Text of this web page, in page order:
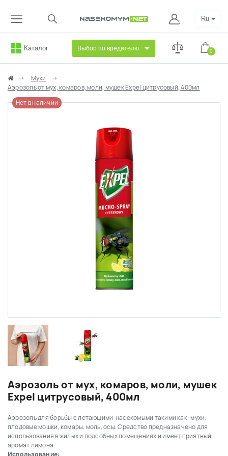
Каталог Выбор по вредителю 0
Ru
Мухи
Аэрозоль от мух, комаров, моли, мушек Expel цитрусовый, 400мл
Нет в наличии
Аэрозоль от мух, комаров, моли, мушек
Expel цитрусовый, 400мл
Аэрозоль для борьбы с летающими насекомыми такими как: мухи,
плодовые мошки, комары, моль, осы. Средство предназначено для
использования в жилых и подсобных помещениях и имеет приятный
аромат лимона.